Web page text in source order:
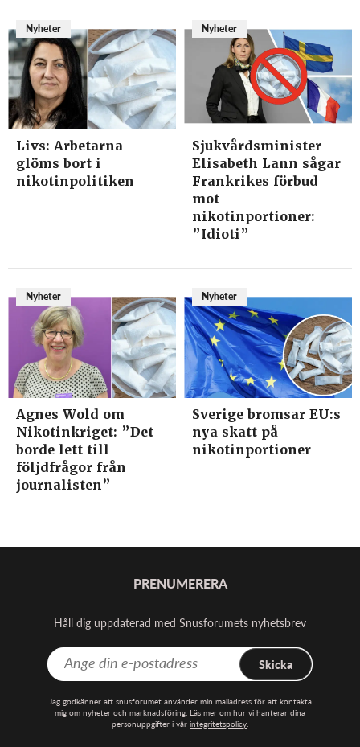
Nyheter
Livs: Arbetarna
glöms bort i
nikotinpolitiken
Nyheter
Sjukvårdsminister
Elisabeth Lann sågar
Frankrikes förbud
mot
nikotinportioner:
”Idioti”
Nyheter
Agnes Wold om
Nikotinkriget: ”Det
borde lett till
följdfrågor från
journalisten”
Nyheter
Sverige bromsar EU:s
nya skatt på
nikotinportioner
PRENUMERERA
Håll dig uppdaterad med Snusforumets nyhetsbrev
Skicka
Jag godkänner att snusforumet använder min mailadress för att kontakta
mig om nyheter och marknadsföring. Läs mer om hur vi hanterar dina
personuppgifter i vår integritetspolicy.